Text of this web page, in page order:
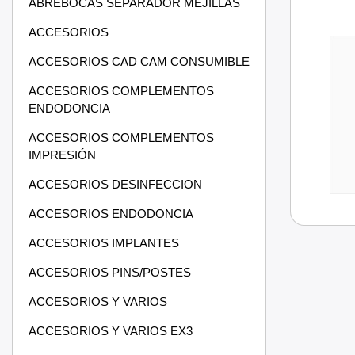
ABREBOCAS SEPARADOR MEJILLAS
ACCESORIOS
ACCESORIOS CAD CAM CONSUMIBLE
ACCESORIOS COMPLEMENTOS
ENDODONCIA
ACCESORIOS COMPLEMENTOS
IMPRESIÓN
ACCESORIOS DESINFECCION
ACCESORIOS ENDODONCIA
ACCESORIOS IMPLANTES
ACCESORIOS PINS/POSTES
ACCESORIOS Y VARIOS
ACCESORIOS Y VARIOS EX3